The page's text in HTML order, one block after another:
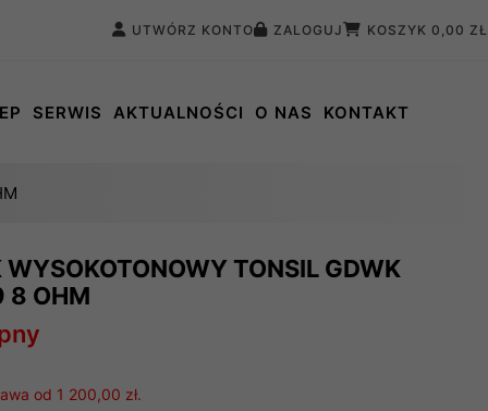
UTWÓRZ KONTO ZALOGUJ KOSZYK 0,00 ZŁ
SERWIS AKTUALNOŚCI O NAS KONTAKT
WYSOKOTONOWY TONSIL GDWK
OHM
od 1 200,00 zł.